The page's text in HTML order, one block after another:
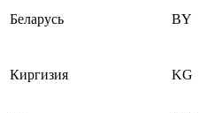
Беларусь BY
Киргизия KG